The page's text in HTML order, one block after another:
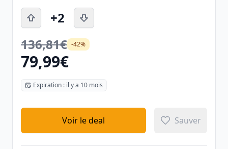
+2
136,81€ -42%
79,99€
Expiration : il y a 10 mois
Voir le deal Sauver